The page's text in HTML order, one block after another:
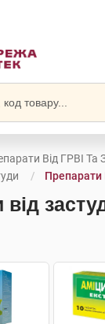
Від ГРВІ Та
Препарати